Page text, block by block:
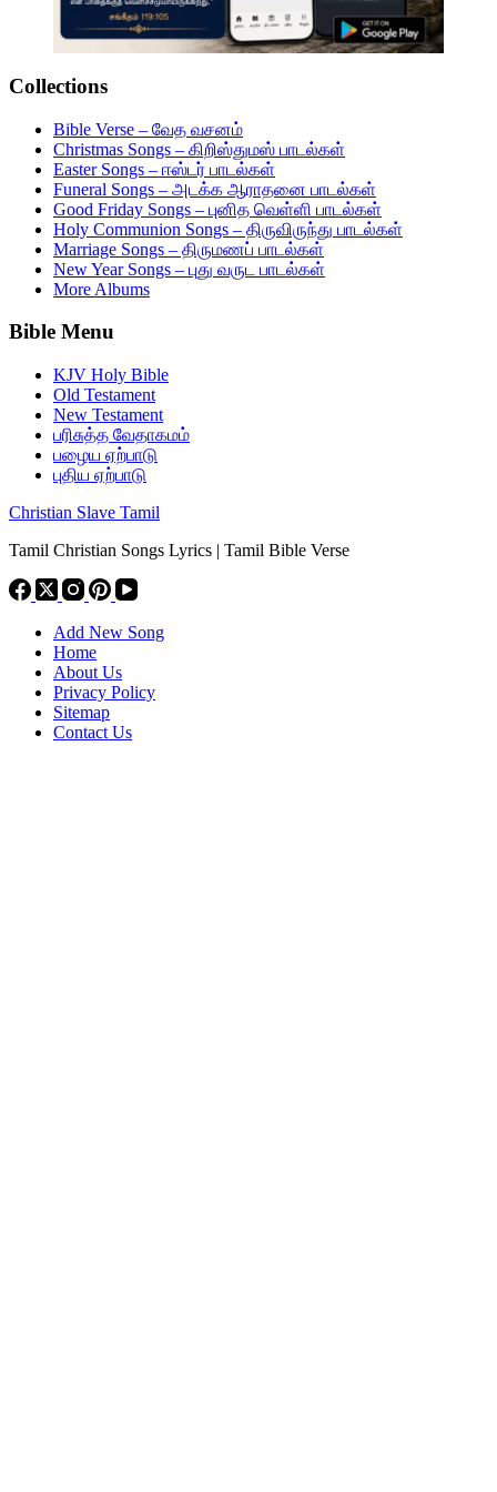
Collections
Bible Verse – வேத வசனம்
Christmas Songs – கிறிஸ்துமஸ் பாடல்கள்
Easter Songs – ஈஸ்டர் பாடல்கள்
Funeral Songs – அடக்க ஆராதனை பாடல்கள்
Good Friday Songs – புனித வெள்ளி பாடல்கள்
Holy Communion Songs – திருவிருந்து பாடல்கள்
Marriage Songs – திருமணப் பாடல்கள்
New Year Songs – புது வருட பாடல்கள்
More Albums
Bible Menu
KJV Holy Bible
Old Testament
New Testament
பரிசுத்த வேதாகமம்
பழைய ஏற்பாடு
புதிய ஏற்பாடு
Christian Slave Tamil
Tamil Christian Songs Lyrics | Tamil Bible Verse
Add New Song
Home
About Us
Privacy Policy
Sitemap
Contact Us